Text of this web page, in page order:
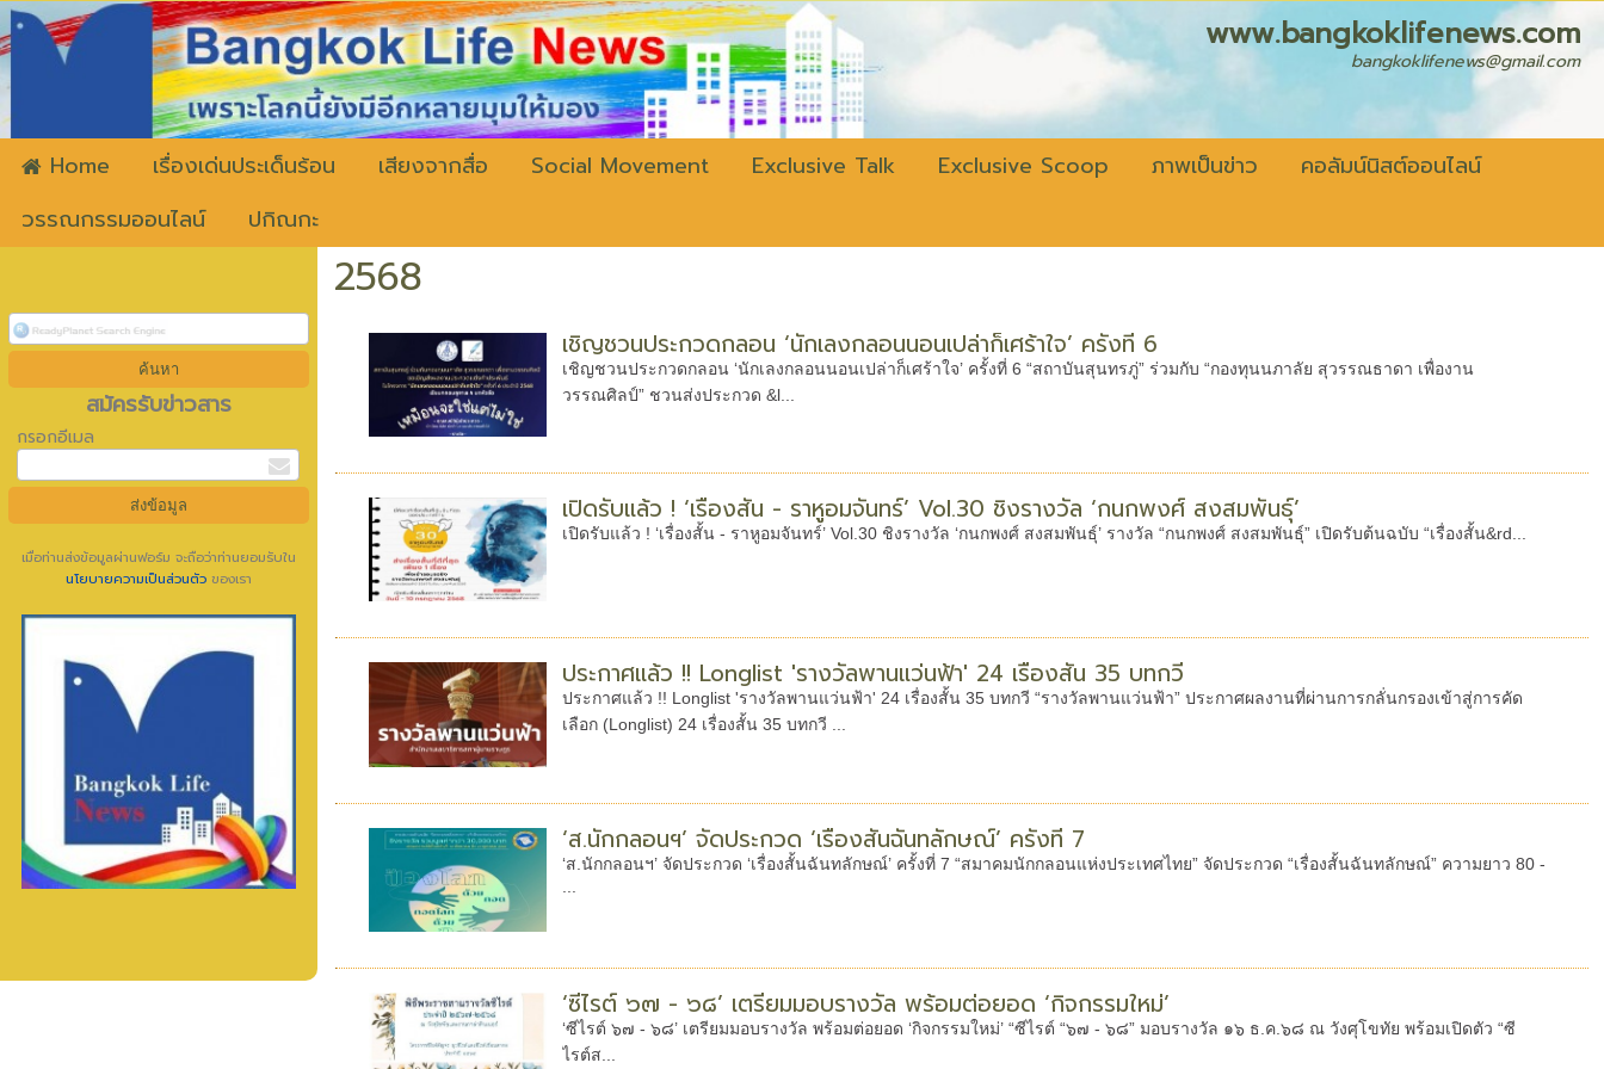
www.bangkoklifenews.com
bangkoklifenews@gmail.com
Home เรื่องเด่นประเด็นร้อน เสียงจากสื่อ Social Movement Exclusive Talk Exclusive Scoop ภาพเป็นข่าว
คอลัมน์นิสต์ออนไลน์
วรรณกรรมออนไลน์
ปกิณกะ
สมัครรับข่าวสาร
กรอกอีเมล
เมื่อท่านส่งข้อมูลผ่านฟอร์ม จะถือว่าท่านยอมรับใน
นโยบายความเป็นส่วนตัว ของเรา
2568
เชิญชวนประกวดกลอน ‘นักเลงกลอนนอนเปล่าก็เศร้าใจ’ ครั้งที่ 6
เชิญชวนประกวดกลอน ‘นักเลงกลอนนอนเปล่าก็เศร้าใจ’ ครั้งที่ 6 “สถาบันสุนทรภู่” ร่วมกับ “กองทุนนภาลัย สุวรรณธาดา เพื่องาน
วรรณศิลป์” ชวนส่งประกวด &l...
เปิดรับแล้ว ! ‘เรื่องสั้น - ราหูอมจันทร์’ Vol.30 ชิงรางวัล ‘กนกพงศ์ สงสมพันธุ์’
เปิดรับแล้ว ! ‘เรื่องสั้น - ราหูอมจันทร์’ Vol.30 ชิงรางวัล ‘กนกพงศ์ สงสมพันธุ์’ รางวัล “กนกพงศ์ สงสมพันธุ์” เปิดรับต้นฉบับ “เรื่องสั้น&rd...
ประกาศแล้ว !! Longlist 'รางวัลพานแว่นฟ้า' 24 เรื่องสั้น 35 บทกวี
ประกาศแล้ว !! Longlist 'รางวัลพานแว่นฟ้า' 24 เรื่องสั้น 35 บทกวี “รางวัลพานแว่นฟ้า” ประกาศผลงานที่ผ่านการกลั่นกรองเข้าสู่การคัด
เลือก (Longlist) 24 เรื่องสั้น 35 บทกวี ...
‘ส.นักกลอนฯ’ จัดประกวด ‘เรื่องสั้นฉันทลักษณ์’ ครั้งที่ 7
‘ส.นักกลอนฯ’ จัดประกวด ‘เรื่องสั้นฉันทลักษณ์’ ครั้งที่ 7 “สมาคมนักกลอนแห่งประเทศไทย” จัดประกวด “เรื่องสั้นฉันทลักษณ์” ความยาว 80 -
‘ซีไรต์ ๖๗ - ๖๘’ เตรียมมอบรางวัล พร้อมต่อยอด ‘กิจกรรมใหม่’
‘ซีไรต์ ๖๗ - ๖๘’ เตรียมมอบรางวัล พร้อมต่อยอด ‘กิจกรรมใหม่’ “ซีไรต์ “๖๗ - ๖๘” มอบรางวัล ๑๖ ธ.ค.๖๘ ณ วังศุโขทัย พร้อมเปิดตัว “ซี
ไรต์ส...